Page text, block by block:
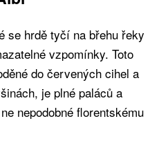
se hrdě tyčí na břehu řeky
vzpomínky. Toto
do červených cihel a
je plné paláců a
nepodobné florentskému